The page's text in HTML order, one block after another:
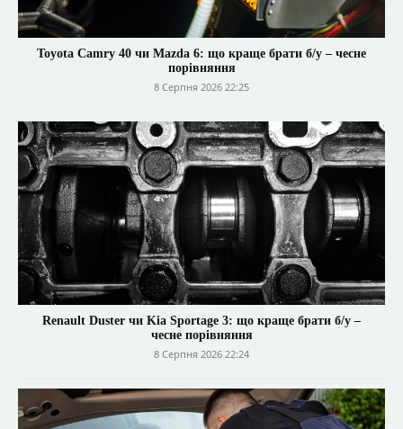
Toyota Camry 40 чи Mazda 6: що краще брати б/у – чесне
порівняння
8 Серпня 2026 22:25
Renault Duster чи Kia Sportage 3: що краще брати б/у –
чесне порівняння
8 Серпня 2026 22:24